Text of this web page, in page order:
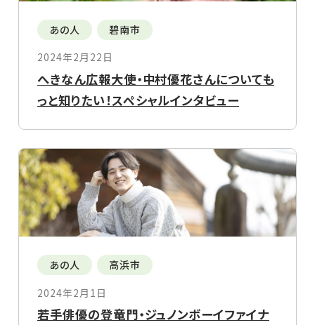
あの人
碧南市
2024年2月22日
へきなん広報大使・中村優花さんについても
っと知りたい！スペシャルインタビュー
あの人
高浜市
2024年2月1日
若手俳優の登竜門・ジュノンボーイファイナ